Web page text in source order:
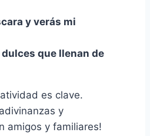
y verás mi
que llenan de
es clave.
y
amigos y familiares!